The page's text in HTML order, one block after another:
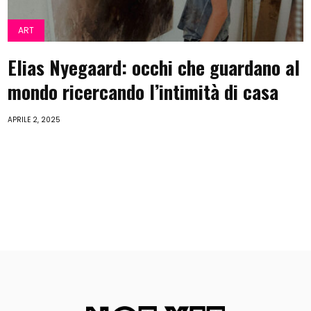
ART
Elias Nyegaard: occhi che guardano al
mondo ricercando l’intimità di casa
APRILE 2, 2025